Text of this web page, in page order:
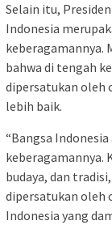
Selain itu,
Indonesia
keberagamannya.
bahwa di tengah
dipersatukan oleh
lebih baik.
“Bangsa
keberagamannya.
budaya, dan
dipersatukan oleh
Indonesia yang